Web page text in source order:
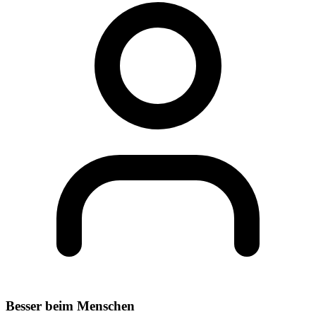
Besser beim Menschen